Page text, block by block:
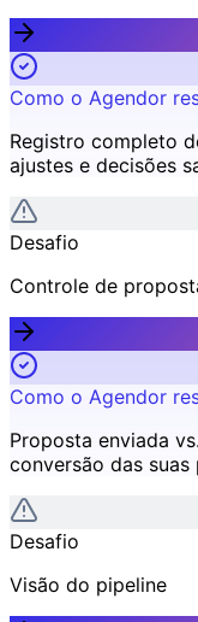
Como o Agendor
Registro completo
ajustes e decisões
Desafio
Controle de
Como o Agendor
Proposta enviada
conversão das suas
Desafio
Visão do pipeline